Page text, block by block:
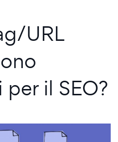
URL
il SEO?